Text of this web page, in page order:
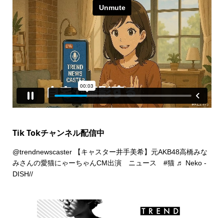
Tik Tokチャンネル配信中
@trendnewscaster【キャスター井手美希】元AKB48高橋みな
みさんの愛猫にゃーちゃんCM出演 ニュース #猫 ♬ Neko -
DISH//